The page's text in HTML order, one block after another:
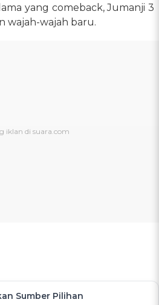
yang comeback, Jumanji 3
wajah-wajah baru.
Sumber Pilihan